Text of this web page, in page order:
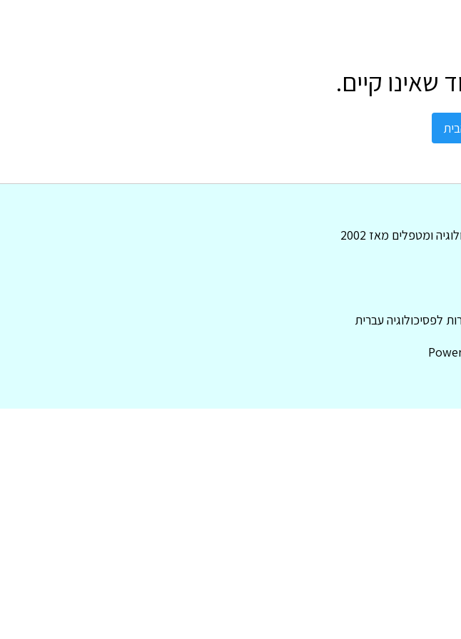
שאינו קיים.
ומטפלים מאז 2002